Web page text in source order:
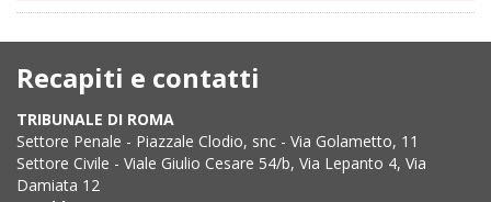
Recapiti e contatti
TRIBUNALE DI ROMA
Settore Penale - Piazzale Clodio, snc - Via Golametto, 11
Settore Civile - Viale Giulio Cesare 54/b, Via Lepanto 4, Via
Damiata 12